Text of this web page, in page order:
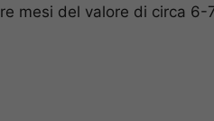
mesi del valore di circa 6-